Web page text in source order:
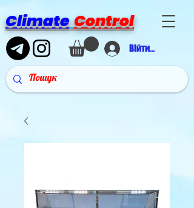
Climate Control
Війти в аккаунт